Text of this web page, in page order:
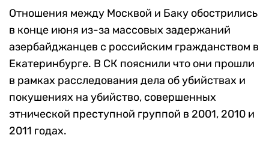
Отношения между Москвой и Баку обострились
в конце июня из-за массовых задержаний
азербайджанцев с российским гражданством в
Екатеринбурге. В СК пояснили что они прошли
в рамках расследования дела об убийствах и
покушениях на убийство, совершенных
этнической преступной группой в 2001, 2010 и
2011 годах.